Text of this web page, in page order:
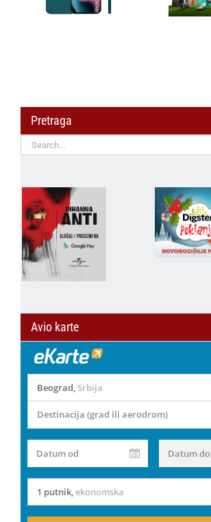
način gledanja
Pretraga
Search
for:
Avio karte
Beograd, Srbija
Destinacija (grad ili aerodrom)
Datum od Datum do
1 putnik,ekonomska